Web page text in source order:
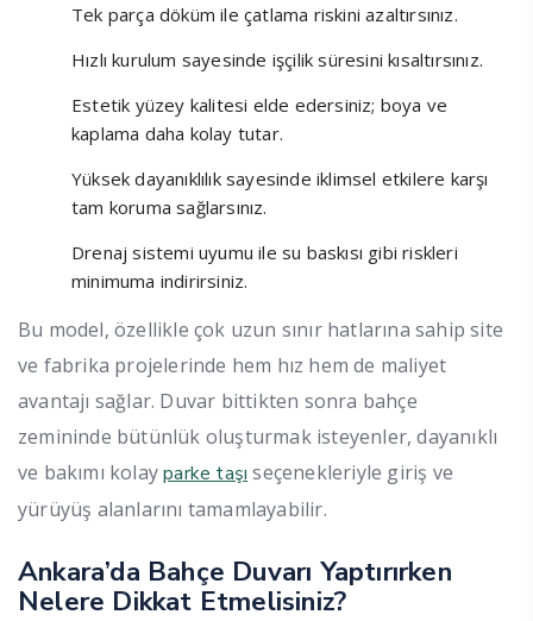
Tek parça döküm ile çatlama riskini azaltırsınız.
Hızlı kurulum sayesinde işçilik süresini kısaltırsınız.
Estetik yüzey kalitesi elde edersiniz; boya ve
kaplama daha kolay tutar.
Yüksek dayanıklılık sayesinde iklimsel etkilere karşı
tam koruma sağlarsınız.
Drenaj sistemi uyumu ile su baskısı gibi riskleri
minimuma indirirsiniz.
Bu model, özellikle çok uzun sınır hatlarına sahip site
ve fabrika projelerinde hem hız hem de maliyet
avantajı sağlar. Duvar bittikten sonra bahçe
zemininde bütünlük oluşturmak isteyenler, dayanıklı
ve bakımı kolayparke taşı seçenekleriyle giriş ve
yürüyüş alanlarını tamamlayabilir.
Ankara’da Bahçe Duvarı Yaptırırken
Nelere Dikkat Etmelisiniz?